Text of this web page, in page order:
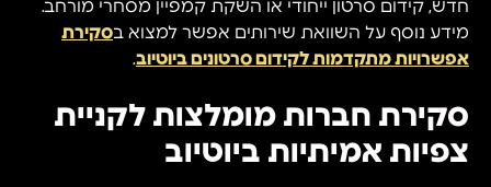
חדש, קידום סרטון ייחודי או השקת קמפיין מסחרי מורחב.
מידע נוסף על השוואת שירותים אפשר למצוא בסקירת
אפשרויות מתקדמות לקידום סרטונים ביוטיוב.
סקירת חברות מומלצות לקניית
צפיות אמיתיות ביוטיוב